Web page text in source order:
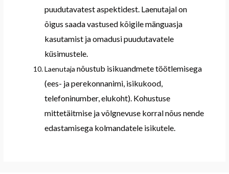
puudutavatestaspektidest Laenutajal on
õigus saadavastused kõigilemänguasja
kasutamist ja omadusi puudutavatele
küsimustele
Laenutaja nõustub isikuandmete töötlemisega
(ees- ja perekonnanimi, isikukood,
telefoninumber,elukoht). Kohustuse
mittetäitmise ja võlgnevuse korral nõus nende
edastamisega kolmandatele isikutele.